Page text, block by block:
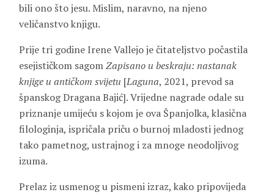
bili ono što jesu. Mislim, naravno, na njeno
veličanstvo knjigu.
Prije tri godine Irene Vallejo je čitateljstvo počastila
esejističkom sagomZapisano u beskraju: nastanak
knjige u antičkom svijetu [Laguna, 2021, prevod sa
španskog Dragana Bajić]. Vrijedne nagrade odale su
priznanje umijeću s kojom je ova Španjolka, klasična
filologinja, ispričala priču o burnoj mladosti jednog
tako pametnog, ustrajnog i za mnoge neodoljivog
izuma.
Prelaz iz usmenog u pismeni izraz, kako pripovijeda